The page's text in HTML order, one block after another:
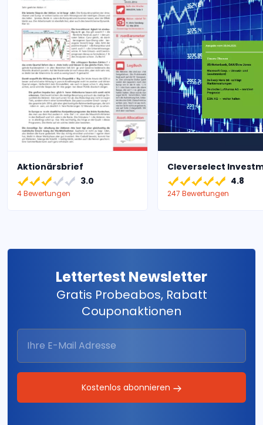
Aktionärsbrief
3.0
4 Bewertungen
Cleverselect
4.8
247 Bewertungen
Lettertest Newsletter
Gratis Probeabos, Rabatt
Couponaktionen
Kostenlos abonnieren